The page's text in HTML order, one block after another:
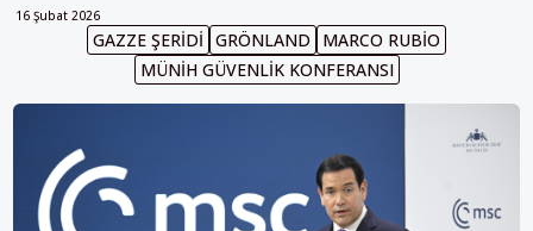
16 Şubat 2026
GAZZE ŞERIDI GRÖNLAND
MARCO RUBIO
MÜNIH GÜVENLIK KONFERANSI